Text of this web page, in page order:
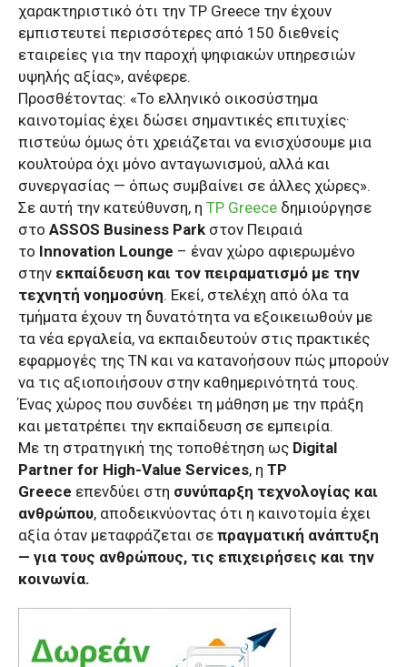
χαρακτηριστικό ότι την TP Greece την έχουν
εμπιστευτεί περισσότερες από 150 διεθνείς
εταιρείες για την παροχή ψηφιακών υπηρεσιών
υψηλής αξίας», ανέφερε.
​Προσθέτοντας: «Το ελληνικό οικοσύστημα
καινοτομίας έχει δώσει σημαντικές επιτυχίες·
πιστεύω όμως ότι χρειάζεται να ενισχύσουμε μια
κουλτούρα όχι μόνο ανταγωνισμού, αλλά και
συνεργασίας — όπως συμβαίνει σε άλλες χώρες».
Σε αυτή την κατεύθυνση, η TP Greece δημιούργησε
στο ASSOS Business Park στον Πειραιά
το Innovation Lounge – έναν χώρο αφιερωμένο
στην εκπαίδευση και τον πειραματισμό με την
τεχνητή νοημοσύνη. Εκεί, στελέχη από όλα τα
τμήματα έχουν τη δυνατότητα να εξοικειωθούν με
τα νέα εργαλεία, να εκπαιδευτούν στις πρακτικές
εφαρμογές της ΤΝ και να κατανοήσουν πώς μπορούν
να τις αξιοποιήσουν στην καθημερινότητά τους.
​Ένας χώρος που συνδέει τη μάθηση με την πράξη
και μετατρέπει την εκπαίδευση σε εμπειρία.
Με τη στρατηγική της τοποθέτηση ως Digital
Partner for High-Value Services, η TP
Greece επενδύει στη συνύπαρξη τεχνολογίας και
ανθρώπου, αποδεικνύοντας ότι η καινοτομία έχει
αξία όταν μεταφράζεται σε πραγματική ανάπτυξη
— για τους ανθρώπους, τις επιχειρήσεις και την
κοινωνία.